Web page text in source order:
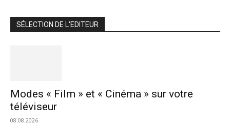
SÉLECTION DE L'EDITEUR
Modes « Film » et « Cinéma » sur votre
téléviseur
08.08.2026